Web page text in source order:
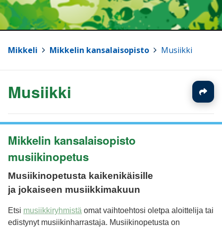
Mikkeli Mikkelin kansalaisopisto Musiikki
Musiikki
Mikkelin kansalaisopisto
musiikinopetus
Musiikinopetusta kaikenikäisille
ja jokaiseen musiikkimakuun
Etsi musiikkiryhmistä omat vaihtoehtosi oletpa aloittelija tai
edistynyt musiikinharrastaja. Musiikinopetusta on